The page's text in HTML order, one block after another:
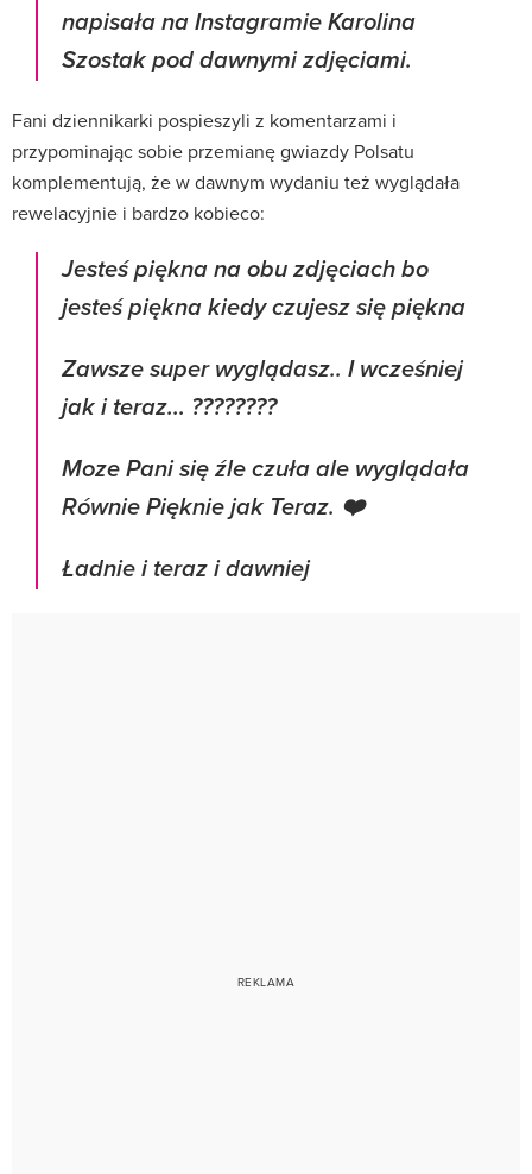
napisała na Instagramie Karolina
Szostak pod dawnymi zdjęciami.
Fani dziennikarki pospieszyli z komentarzami i
przypominając sobie przemianę gwiazdy Polsatu
komplementują, że w dawnym wydaniu też wyglądała
rewelacyjnie i bardzo kobieco:
Jesteś piękna na obu zdjęciach bo
jesteś piękna kiedy czujesz się piękna
Zawsze super wyglądasz.. I wcześniej
jak i teraz... ????????
Moze Pani się źle czuła ale wyglądała
Równie Pięknie jak Teraz. ❤️
Ładnie i teraz i dawniej